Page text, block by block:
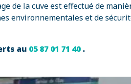
de la cuve est effectué de
environnementales et de
au 05 87 01 71 40.